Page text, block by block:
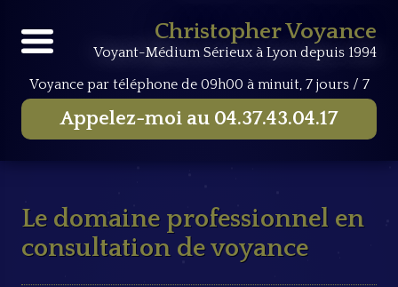
Christopher Voyance
Voyant-Médium Sérieux à Lyon depuis 1994
Voyance par téléphone de 09h00 à minuit, 7 jours / 7
Appelez-moi au04.37.43.04.17
professionnel en consultation de voyance
Le domaine professionnel en
consultation de voyance